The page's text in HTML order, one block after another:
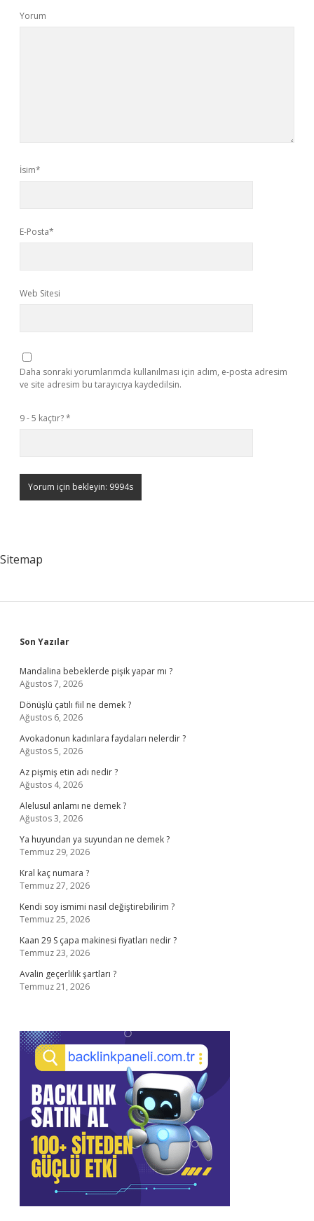
Yorum
İsim*
E-Posta*
Web Sitesi
Daha sonraki yorumlarımda kullanılması için adım, e-posta adresim
ve site adresim bu tarayıcıya kaydedilsin.
9 - 5 kaçtır?*
Sitemap
Sidebar
Son Yazılar
Mandalina bebeklerde pişik yapar mı ?
Ağustos 7, 2026
Dönüşlü çatılı fiil ne demek ?
Ağustos 6, 2026
Avokadonun kadınlara faydaları nelerdir ?
Ağustos 5, 2026
Az pişmiş etin adı nedir ?
Ağustos 4, 2026
Alelusul anlamı ne demek ?
Ağustos 3, 2026
Ya huyundan ya suyundan ne demek ?
Temmuz 29, 2026
Kral kaç numara ?
Temmuz 27, 2026
Kendi soy ismimi nasıl değiştirebilirim ?
Temmuz 25, 2026
Kaan 29 S çapa makinesi fiyatları nedir ?
Temmuz 23, 2026
Avalin geçerlilik şartları ?
Temmuz 21, 2026